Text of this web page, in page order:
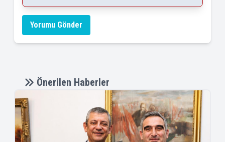
Yorumu Gönder
Önerilen Haberler